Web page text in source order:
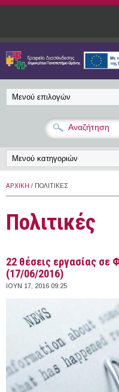
Παράκαμψη προς το κυρίως
ΑΡΧΙΚΉ / ΠΟΛΙΤΙΚΈΣ
Πολιτικές
22 θέσεις εργασίας σε
(17/06/2016)
ΙΟΥΝ 17, 2016 09:25